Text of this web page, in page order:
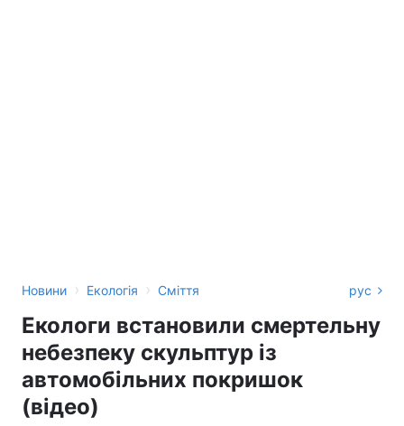
Новини › Екологія › Сміття рус
Екологи встановили смертельну
небезпеку скульптур із
автомобільних покришок
(відео)